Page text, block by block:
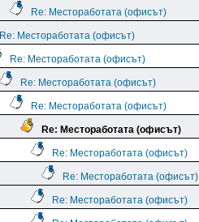
Re: Местоработата (офисът)
Re: Местоработата (офисът)
Re: Местоработата (офисът)
Re: Местоработата (офисът)
Re: Местоработата (офисът)
Re: Местоработата (офисът)
Re: Местоработата (офисът)
Re: Местоработата (офисът)
Re: Местоработата (офисът)